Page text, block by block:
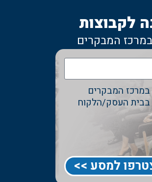
לקבוצות
המבקרים
המבקרים
בבית העסק/הלקוח
למסע >>